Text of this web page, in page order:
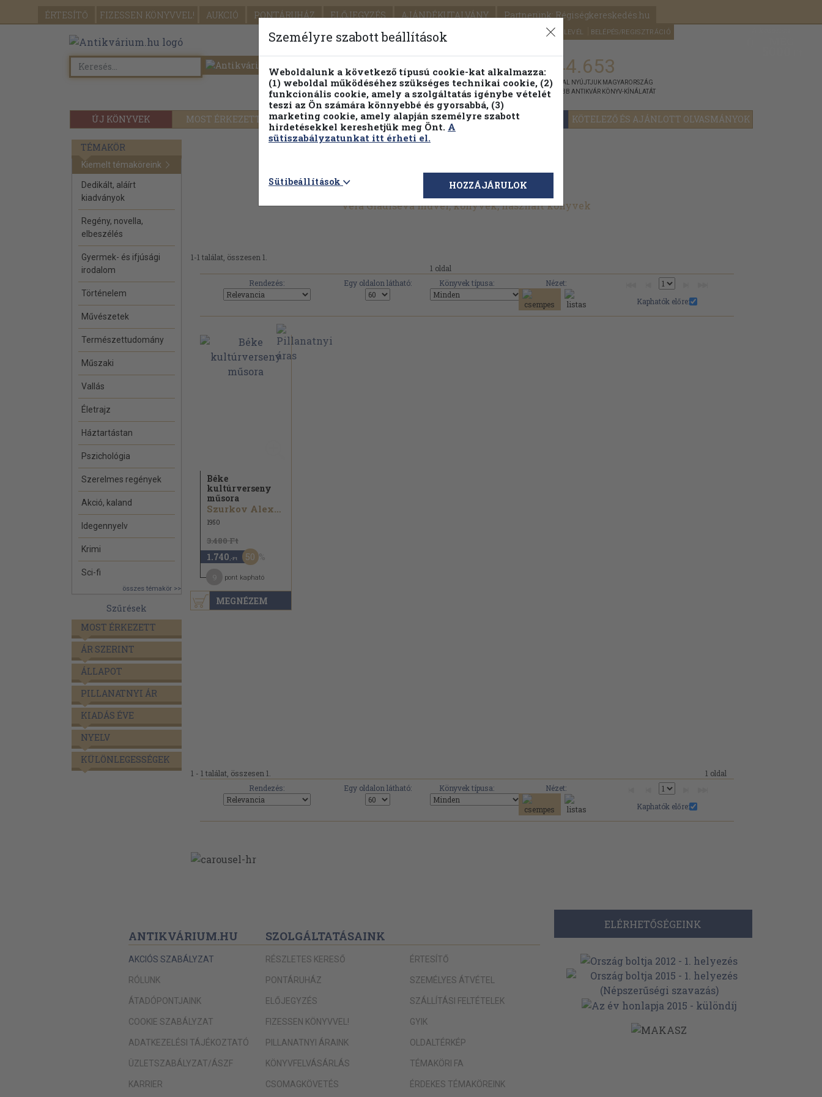
ÉRTESÍTŐ FIZESSEN KÖNYVVEL! AUKCIÓ PONTÁRUHÁZ ELŐJEGYZÉS AJÁNDÉKUTALVÁNY Partnerünk: Régiségkereskedés.hu
SEGÍTSÉG HÍRLEVÉL BELÉPÉS/REGISZTRÁCIÓ
ÚJ KÖNYVEK MOST ÉRKEZETT PILLANATNYI ÁRAINK FENNTARTHATÓ OLVASMÁNYOK KÖTELEZŐ ÉS AJÁNLOTT OLVASMÁNYOK
Részletes kereső Témaköri fa 1.144.653
KIADVÁNNYAL NYÚJTJUK MAGYARORSZÁG
LEGNAGYOBB ANTIKVÁR KÖNYV-KÍNÁLATÁT
TÉMAKÖR
Kiemelt témaköreink
Dedikált, aláírt
kiadványok
Regény, novella,
elbeszélés
Gyermek- és ifjúsági
irodalom
Történelem
Művészetek
Természettudomány
Műszaki
Vallás
Életrajz
Háztartástan
Pszichológia
Szerelmes regények
Akció, kaland
Idegennyelv
Krimi
Sci-fi
összes témakör >>
Szűrések
MOST ÉRKEZETT
ÁR SZERINT
ÁLLAPOT
PILLANATNYI ÁR
KIADÁS ÉVE
NYELV
KÜLÖNLEGESSÉGEK
Vera Gladiseva művei, könyvek, használt könyvek
1-1 találat, összesen 1.
1 oldal
Rendezés:
Egy oldalon látható: Könyvek típusa:
Nézet:
Kaphatók előre:
MEGNÉZEM
Béke
kultúrverseny
műsora
Szurkov Alexej...
1950
3.480 Ft
1.740 ,-Ft 50
pont kapható
1 - 1 találat, összesen 1.
1 oldal
Rendezés:
Egy oldalon látható: Könyvek típusa:
Nézet:
Kaphatók előre:
ANTIKVÁRIUM.HU
AKCIÓS SZABÁLYZAT
RÓLUNK
ÁTADÓPONTJAINK
COOKIE SZABÁLYZAT
ADATKEZELÉSI TÁJÉKOZTATÓ
ÜZLETSZABÁLYZAT/ÁSZF
KARRIER
SZOLGÁLTATÁSAINK
RÉSZLETES KERESŐ
PONTÁRUHÁZ
ELŐJEGYZÉS
FIZESSEN KÖNYVVEL!
PILLANATNYI ÁRAINK
KÖNYVFELVÁSÁRLÁS
CSOMAGKÖVETÉS
ÉRTESÍTŐ
SZEMÉLYES ÁTVÉTEL
SZÁLLÍTÁSI FELTÉTELEK
GYIK
OLDALTÉRKÉP
TÉMAKÖRI FA
ÉRDEKES TÉMAKÖREINK
ELÉRHETŐSÉGEINK
Személyre szabott beállítások
Weboldalunk a következő típusú cookie-kat alkalmazza:
(1) weboldal működéséhez szükséges technikai cookie, (2)
funkcionális cookie, amely a szolgáltatás igénybe vételét
teszi az Ön számára könnyebbé és gyorsabbá, (3)
marketing cookie, amely alapján személyre szabott
hirdetésekkel kereshetjük meg Önt. A
sütiszabályzatunkat itt érheti el.
Sütibeállítások HOZZÁJÁRULOK